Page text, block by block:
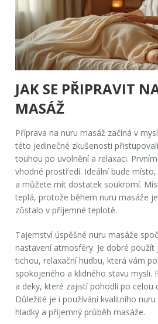
JAK SE PŘIPRAVIT
MASÁŽ
Příprava nanuru masáž začíná v
této jedinečné zkušenosti
touhou po uvolnění a relaxaci.
vhodné prostředí. Ideální bude
a můžete mít dostatek soukromí.
teplá, protože běhemnuru masáže
zůstalo v příjemné teplotě.
Tajemství úspěšnénuru masáže
nastavení atmosféry. Je dobré
tichou, relaxační hudbu, která vám
spokojeného a klidného stavu mysli.
a deky, které zajistí pohodlí po celou
Důležité je i používání kvalitníhonuru
hladký a příjemný průběh masáže.